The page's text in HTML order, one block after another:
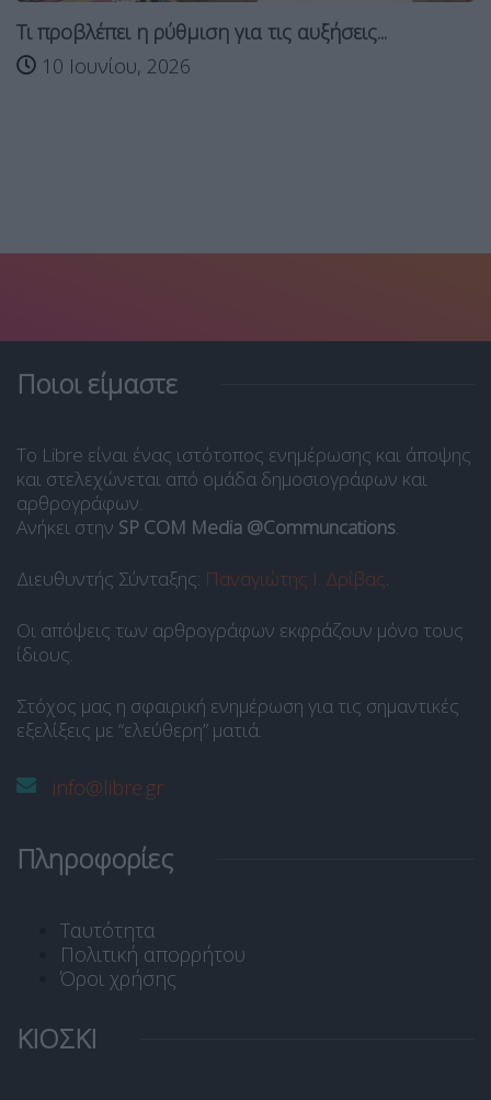
Τι προβλέπει η ρύθμιση για τις αυξήσεις...
10 Ιουνίου, 2026
Ποιοι είμαστε
Το Libre είναι ένας ιστότοπος ενημέρωσης και άποψης
και στελεχώνεται από ομάδα δημοσιογράφων και
αρθρογράφων.
Ανήκει στην SP COM Media @Communcations.
Διευθυντής Σύνταξης: Παναγιώτης Ι. Δρίβας.
Οι απόψεις των αρθρογράφων εκφράζουν μόνο τους
ίδιους.
Στόχος μας η σφαιρική ενημέρωση για τις σημαντικές
εξελίξεις με “ελεύθερη” ματιά.
info@libre.gr
Πληροφορίες
Ταυτότητα
Πολιτική απορρήτου
Όροι χρήσης
ΚΙΟΣΚΙ